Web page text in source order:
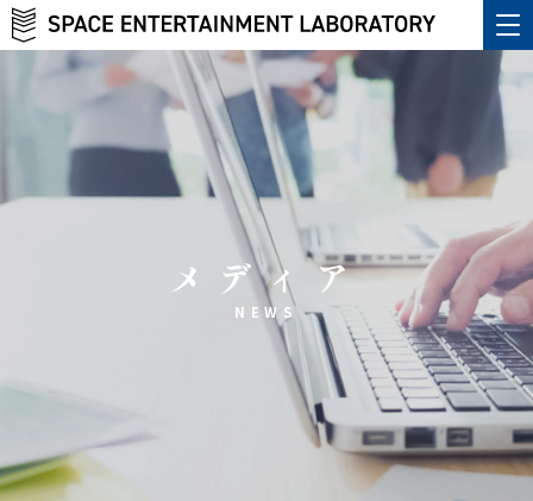
メディア
NEWS